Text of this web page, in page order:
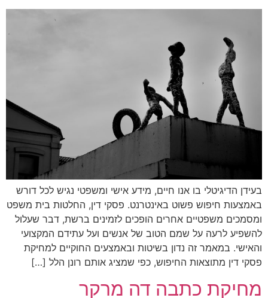
בעידן הדיגיטלי בו אנו חיים, מידע אישי ומשפטי נגיש לכל דורש
באמצעות חיפוש פשוט באינטרנט. פסקי דין, החלטות בית משפט
ומסמכים משפטיים אחרים הופכים לזמינים ברשת, דבר שעלול
להשפיע לרעה על שמם הטוב של אנשים ועל עתידם המקצועי
והאישי. במאמר זה נדון בשיטות ובאמצעים החוקיים למחיקת
פסקי דין מתוצאות החיפוש, כפי שמציג אותם רונן הלל […]
מחיקת כתבה דה מרקר